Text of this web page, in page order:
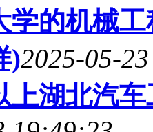
学的机械
)2025-05-
上湖北汽